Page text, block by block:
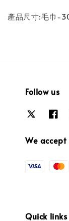
產品尺寸:毛巾-
Follow us
We accept
Quick links